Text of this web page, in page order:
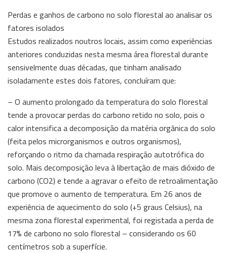
Perdas e ganhos de carbono no solo florestal ao analisar os
fatores isolados
Estudos realizados noutros locais, assim como experiências
anteriores conduzidas nesta mesma área florestal durante
sensivelmente duas décadas, que tinham analisado
isoladamente estes dois fatores, concluíram que:
– O aumento prolongado da temperatura do solo florestal
tende a provocar perdas do carbono retido no solo, pois o
calor intensifica a decomposição da matéria orgânica do solo
(feita pelos microrganismos e outros organismos),
reforçando o ritmo da chamada respiração autotrófica do
solo. Mais decomposição leva à libertação de mais dióxido de
carbono (CO2) e tende a agravar o efeito de retroalimentação
que promove o aumento de temperatura. Em 26 anos de
experiência de aquecimento do solo (+5 graus Celsius), na
mesma zona florestal experimental, foi registada a perda de
17% de carbono no solo florestal – considerando os 60
centímetros sob a superfície.